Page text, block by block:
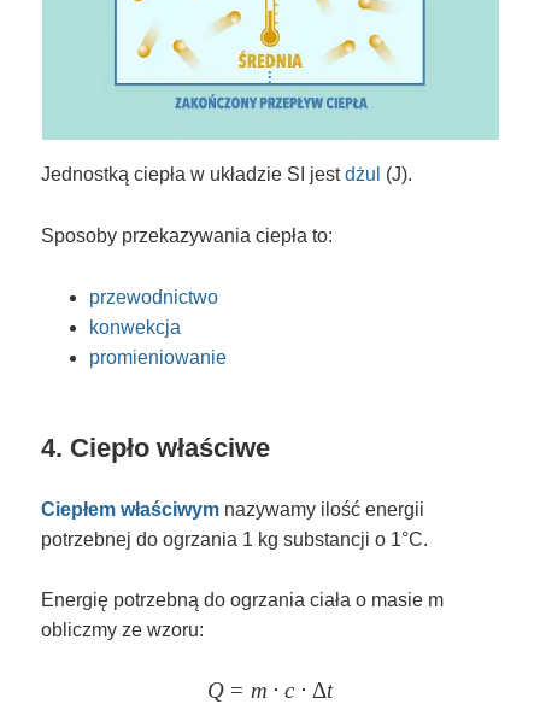
Jednostką ciepła w układzie SI jestdżul (J).
Sposoby przekazywania ciepła to:
przewodnictwo
konwekcja
promieniowanie
4. Ciepło właściwe
Ciepłem właściwym nazywamy ilość energii
potrzebnej do ogrzania 1 kg substancji o 1°C.
Energię potrzebną do ogrzania ciała o masie m
obliczmy ze wzoru:
\large Q = m \cdot c \cdot
Q = m ⋅ c ⋅ Δt